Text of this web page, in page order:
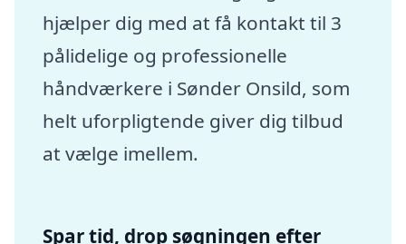
hjælper dig med at få kontakt til 3
pålidelige og professionelle
håndværkere i Sønder Onsild, som
helt uforpligtende giver dig tilbud
at vælge imellem.
Spar tid, drop søgningen efter